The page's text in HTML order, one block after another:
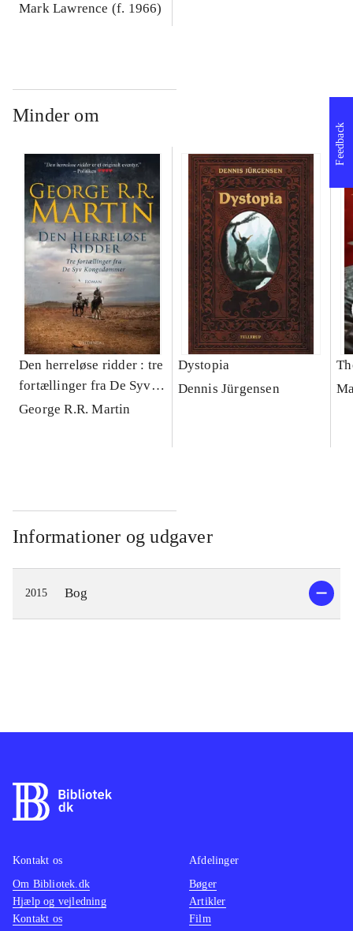
Mark Lawrence (f. 1966)
Minder om
Den herreløse ridder : tre
fortællinger fra De Syv
Kongedømmer
George R.R. Martin
Dystopia
Dennis Jürgensen
Informationer og udgaver
2015 Bog
Feedback
Kontakt os
Om Bibliotek.dk
Hjælp og vejledning
Kontakt os
Afdelinger
Bøger
Artikler
Film